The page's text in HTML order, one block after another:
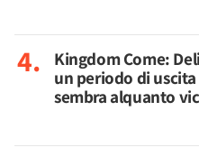
Kingdom Come:
un periodo di
sembra alquanto